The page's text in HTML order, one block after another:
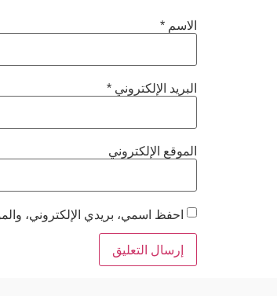
الاسم *
البريد الإلكتروني *
الموقع الإلكتروني
احفظ اسمي، بريدي الإلكتروني،